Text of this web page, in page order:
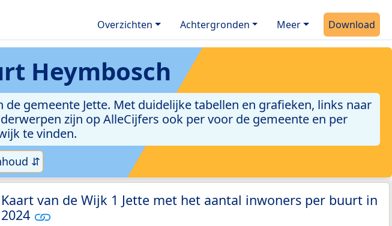
Overzichten Achtergronden Meer Download
Heymbosch
gemeente Jette. Met duidelijke tabellen en grafieken, links naar
zijn op AlleCijfers ook per voor de gemeente en per
te vinden.
⇵
Kaart van de Wijk 1 Jette met het aantal inwoners per buurt in
2024